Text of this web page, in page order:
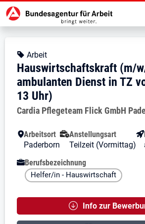
Zur Jobsuche
Stellendetails zu:
Kopfbereich
Angebotsart:
Arbeit
Hauswirtschaftskraft (m/
ambulanten Dienst in TZ
13 Uhr)
Arbeitgeber:
Cardia Pflegeteam Flick GmbH
Besondere Merkmale
Arbeitsort
Paderborn
Anstellungsart
Teilzeit (Vormittag)
Berufsbezeichnung
Helfer/in - Hauswirtschaft
Info zur